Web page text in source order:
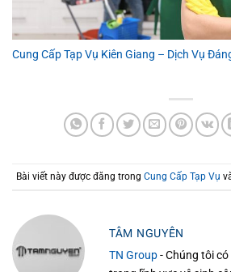
Cung Cấp Tạp Vụ Kiên Giang – Dịch Vụ
Bài viết này được đăng trong Cung Cấp Tạp Vụ
TÂM NGUYÊN
TN Group- Chúng tôi